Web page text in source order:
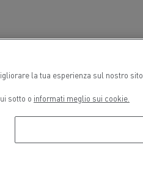
la tua esperienza sul nostro
sotto o informati meglio sui cookie.